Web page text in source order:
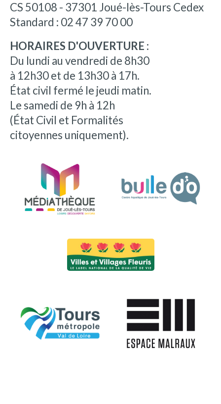
CS 50108 - 37301 Joué-lès-Tours Cedex
Standard : 02 47 39 70 00
HORAIRES D'OUVERTURE :
Du lundi au vendredi de 8h30
à 12h30 et de 13h30 à 17h.
État civil fermé le jeudi matin.
Le samedi de 9h à 12h
(État Civil et Formalités
citoyennes uniquement).